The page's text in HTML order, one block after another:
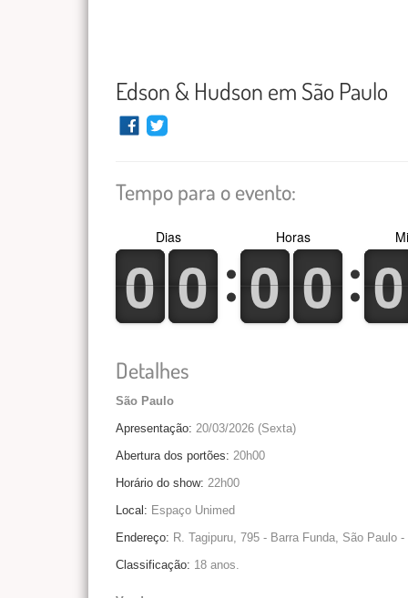
Edson & Hudson em São Paulo
Tempo para o evento:
0
0
1
1 0
0
1
1
Dias
0
0
1
1 0
0
1
1
Horas
0
0
1
1
Detalhes
São Paulo
Apresentação: 20/03/2026 (Sexta)
Abertura dos portões: 20h00
Horário do show: 22h00
Local: Espaço Unimed
Endereço: R. Tagipuru, 795 - Barra Funda, São Paulo -
Classificação: 18 anos.